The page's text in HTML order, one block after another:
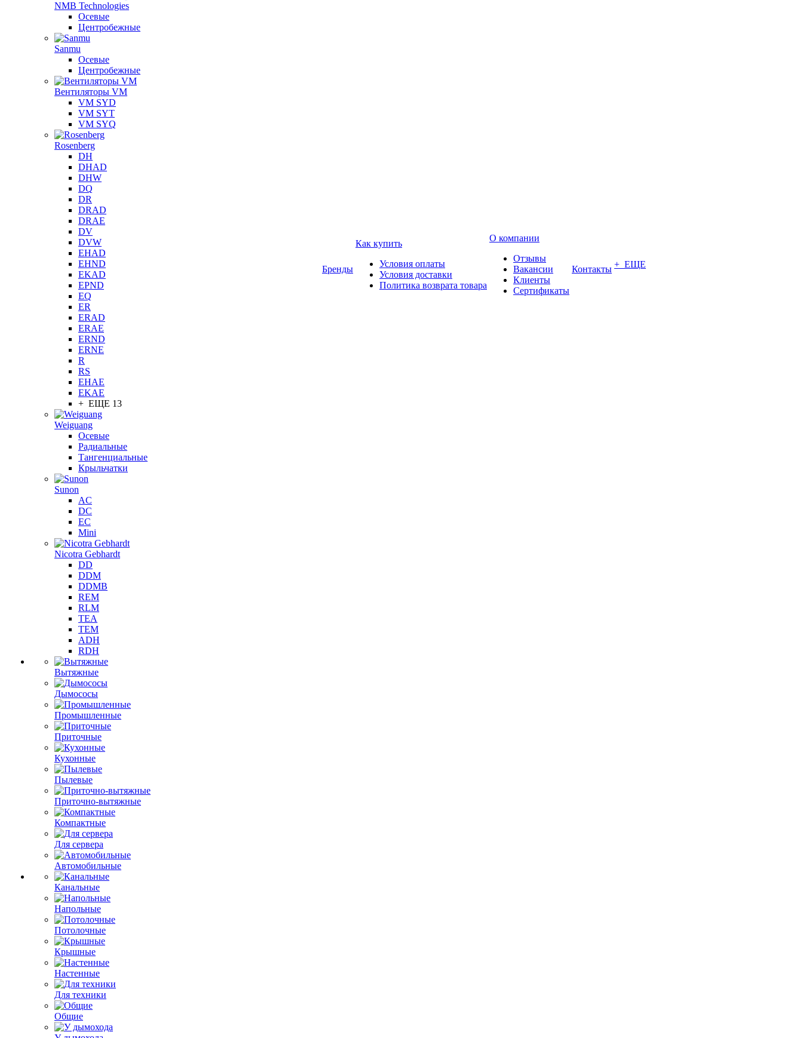
NMB Technologies
Осевые
Центробежные
Sanmu
Осевые
Центробежные
Вентиляторы VM
VM SYD
VM SYT
VM SYQ
Rosenberg
DH
DHAD
DHW
DQ
DR
DRAD
DRAE
DV
DVW
EHAD
EHND
EKAD
EPND
EQ
ER
ERAD
ERAE
ERND
ERNE
R
RS
EHAE
EKAE
+ ЕЩЕ 13
Weiguang
Осевые
Радиальные
Тангенциальные
Крыльчатки
Sunon
AC
DC
EC
Mini
Nicotra Gebhardt
DD
DDM
DDMB
REM
RLM
TEA
TEM
ADH
RDH
Вытяжные
Дымососы
Промышленные
Приточные
Кухонные
Пылевые
Приточно-вытяжные
Компактные
Для сервера
Автомобильные
Канальные
Напольные
Потолочные
Крышные
Настенные
Для техники
Общие
Бренды
Как купить
Условия оплаты
Условия доставки
Политика возврата товара
О компании
Отзывы
Вакансии
Клиенты
Сертификаты
Контакты + ЕЩЕ